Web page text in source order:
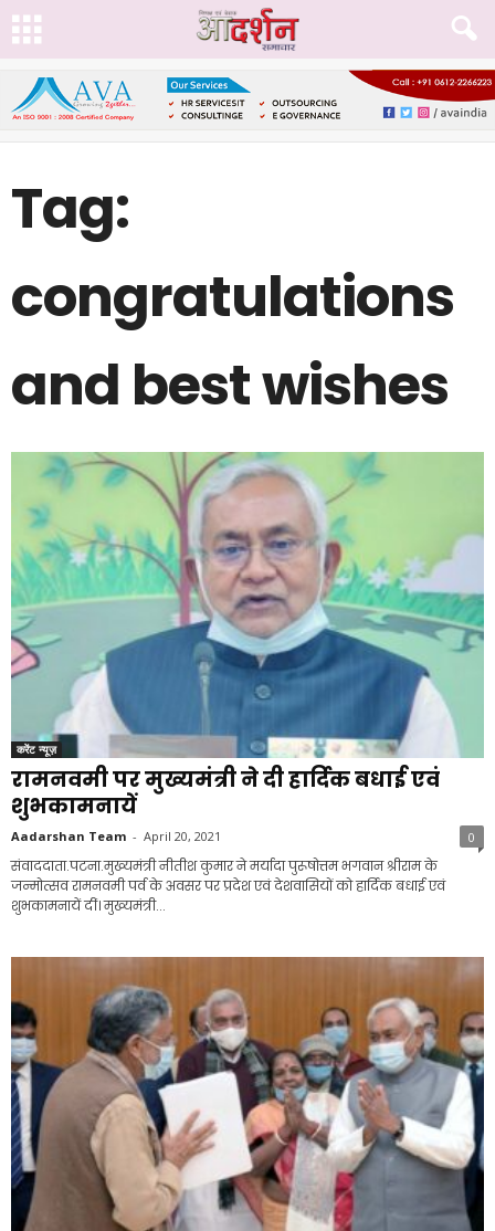
Tag:
congratulations
and best wishes
करेंट न्यूज़
रामनवमी पर मुख्यमंत्री ने दी हार्दिक बधाई एवं
शुभकामनायें
Aadarshan Team - April 20, 2021 0
संवाददाता.पटना.मुख्यमंत्री नीतीश कुमार ने मर्यादा पुरूषोत्तम भगवान श्रीराम के
जन्मोत्सव रामनवमी पर्व के अवसर पर प्रदेश एवं देशवासियों को हार्दिक बधाई एवं
शुभकामनायें दीं। मुख्यमंत्री...